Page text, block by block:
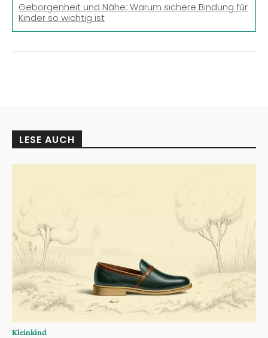
Geborgenheit und Nähe: Warum sichere Bindung für
Kinder so wichtig ist
LESE AUCH
Kleinkind